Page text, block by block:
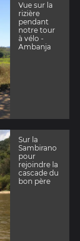
Vue sur la
rizière
pendant
notre tour
à vélo -
Ambanja
Sur la
Sambirano
pour
rejoindre la
cascade du
bon père